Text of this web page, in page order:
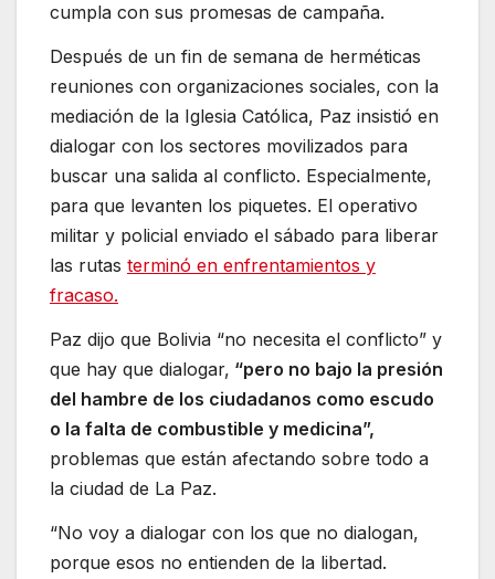
cumpla con sus promesas de campaña.
Después de un fin de semana de herméticas
reuniones con organizaciones sociales, con la
mediación de la Iglesia Católica, Paz insistió en
dialogar con los sectores movilizados para
buscar una salida al conflicto. Especialmente,
para que levanten los piquetes. El operativo
militar y policial enviado el sábado para liberar
las rutas terminó en enfrentamientos y
fracaso.
Paz dijo que Bolivia “no necesita el conflicto” y
que hay que dialogar, “pero no bajo la presión
del hambre de los ciudadanos como escudo
o la falta de combustible y medicina”,
problemas que están afectando sobre todo a
la ciudad de La Paz.
“No voy a dialogar con los que no dialogan,
porque esos no entienden de la libertad.